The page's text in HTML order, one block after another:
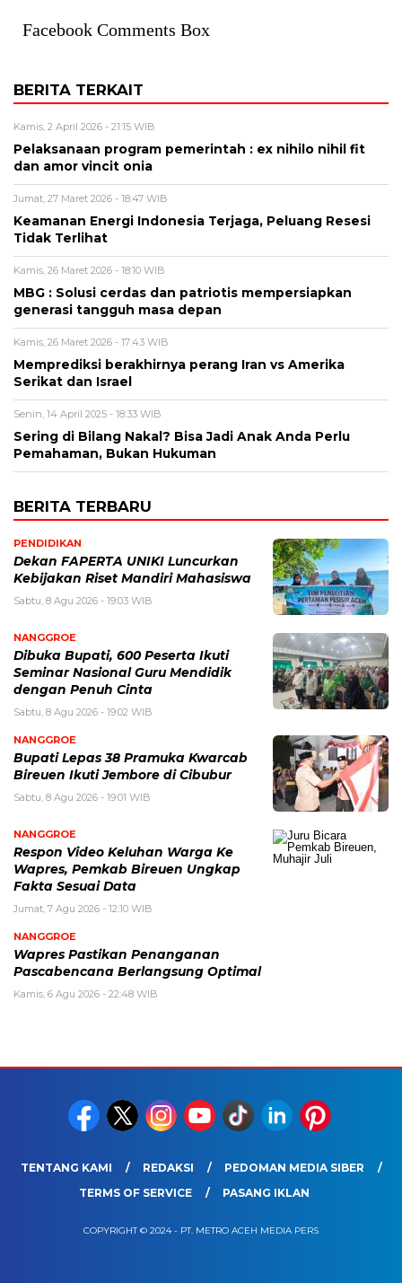
Facebook Comments Box
BERITA TERKAIT
Kamis, 2 April 2026 - 21:15 WIB
Pelaksanaan program pemerintah : ex nihilo nihil fit
dan amor vincit onia
Jumat, 27 Maret 2026 - 18:47 WIB
Keamanan Energi Indonesia Terjaga, Peluang Resesi
Tidak Terlihat
Kamis, 26 Maret 2026 - 18:10 WIB
MBG : Solusi cerdas dan patriotis mempersiapkan
generasi tangguh masa depan
Kamis, 26 Maret 2026 - 17:43 WIB
Memprediksi berakhirnya perang Iran vs Amerika
Serikat dan Israel
Senin, 14 April 2025 - 18:33 WIB
Sering di Bilang Nakal? Bisa Jadi Anak Anda Perlu
Pemahaman, Bukan Hukuman
BERITA TERBARU
PENDIDIKAN
Dekan FAPERTA UNIKI Luncurkan
Kebijakan Riset Mandiri Mahasiswa
Sabtu, 8 Agu 2026 - 19:03 WIB
NANGGROE
Dibuka Bupati, 600 Peserta Ikuti
Seminar Nasional Guru Mendidik
dengan Penuh Cinta
Sabtu, 8 Agu 2026 - 19:02 WIB
NANGGROE
Bupati Lepas 38 Pramuka Kwarcab
Bireuen Ikuti Jembore di Cibubur
Sabtu, 8 Agu 2026 - 19:01 WIB
NANGGROE
Respon Video Keluhan Warga Ke
Wapres, Pemkab Bireuen Ungkap
Fakta Sesuai Data
Jumat, 7 Agu 2026 - 12:10 WIB
NANGGROE
Wapres Pastikan Penanganan
Pascabencana Berlangsung Optimal
Kamis, 6 Agu 2026 - 22:48 WIB
TENTANG KAMI REDAKSI
PEDOMAN MEDIA SIBER
TERMS OF SERVICE
PASANG IKLAN
COPYRIGHT © 2024 - PT. METRO ACEH MEDIA PERS